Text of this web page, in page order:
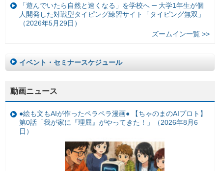
「遊んでいたら自然と速くなる」を学校へ ─ 大学1年生が個
人開発した対戦型タイピング練習サイト「タイピング無双」
（2026年5月29日）
ズームイン一覧 >>
イベント・セミナースケジュール
動画ニュース
●絵も文もAIが作ったペラペラ漫画● 【ちゃのまのAIプロト】
第0話「我が家に『理屈』がやってきた！」（2026年8月6
日）